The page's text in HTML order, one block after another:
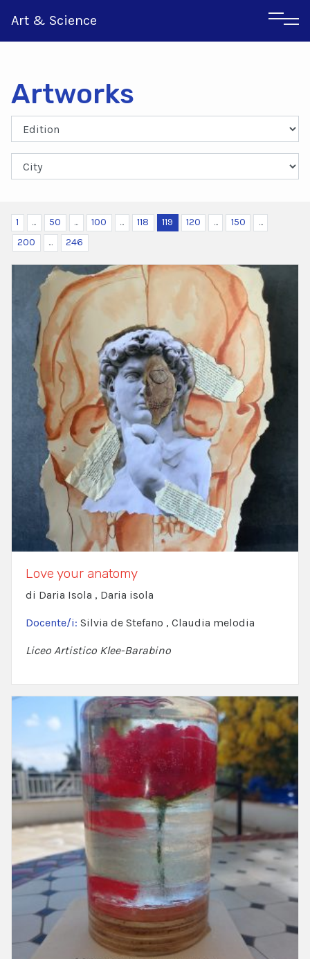
Art & Science
Greek
Artworks
1 ... 50 ... 100 ... 118 119 120 ... 150
...
200
... 246
Love your anatomy
di Daria Isola , Daria isola
Docente/i: Silvia de Stefano , Claudia melodia
Liceo Artistico Klee-Barabino